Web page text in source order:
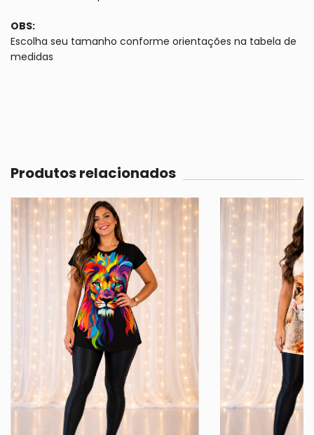
OBS:
Escolha seu tamanho conforme orientações na tabela de
medidas
Produtos relacionados